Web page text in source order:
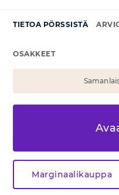
TIETOA PÖRSSISTÄ
OSAKKEET
Marginaalikauppa